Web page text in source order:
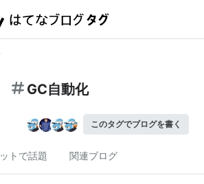
GC自動化
このタグでブログを書く
トで話題 関連ブログ